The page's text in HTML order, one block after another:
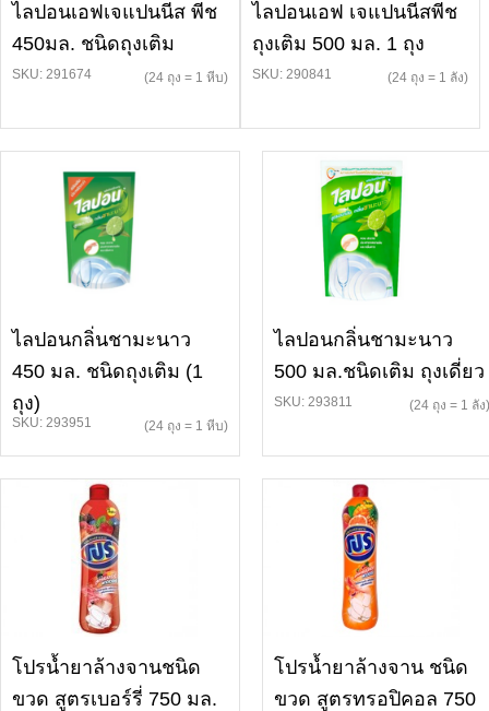
ไลปอนเอฟเจแปนนีส พีช
450มล. ชนิดถุงเติม
SKU: 291674 (24 ถุง = 1 หีบ)
ไลปอนเอฟ เจแปนนีสพีช
ถุงเติม 500 มล. 1 ถุง
SKU: 290841 (24 ถุง = 1 ลัง)
ไลปอนกลิ่นชามะนาว
450 มล. ชนิดถุงเติม (1
ถุง)
SKU: 293951 (24 ถุง = 1 หีบ)
ไลปอนกลิ่นชามะนาว
500 มล.ชนิดเติม ถุงเดี่ยว
SKU: 293811 (24 ถุง = 1 ลัง)
โปรน้ำยาล้างจานชนิด
ขวด สูตรเบอร์รี่ 750 มล.
โปรน้ำยาล้างจาน ชนิด
ขวด สูตรทรอปิคอล 750